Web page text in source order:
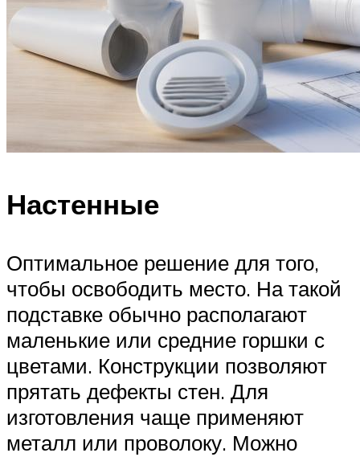
Настенные
Оптимальное решение для того,
чтобы освободить место. На такой
подставке обычно располагают
маленькие или средние горшки с
цветами. Конструкции позволяют
прятать дефекты стен. Для
изготовления чаще применяют
металл или проволоку. Можно